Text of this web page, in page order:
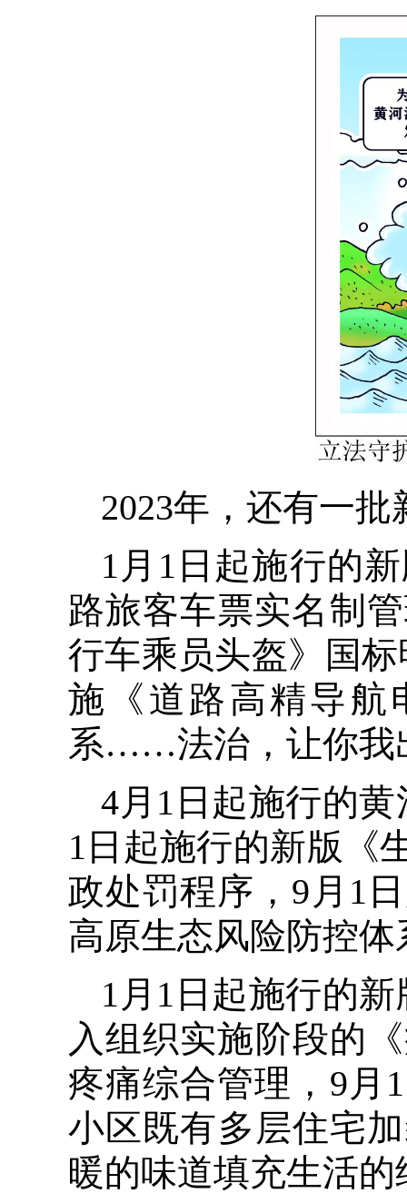
2023年，还有一
1月1日起施行的
路旅客车票实名制
行车乘员头盔》国
施《道路高精导航
系……法治，让你我
4月1日起施行的
1日起施行的新版《
政处罚程序，9月1
高原生态风险防控
1月1日起施行的
入组织实施阶段的
疼痛综合管理，9月
小区既有多层住宅
暖的味道填充生活